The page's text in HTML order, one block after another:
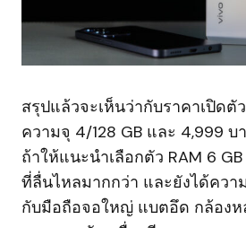
สรุปแล้วจะเห็นว่ากับราคาเปิดตั
ความจุ 4/128 GB และ 4,999 บ
ถ้าให้แนะนำเลือกตัว RAM 6
ที่ลื่นไหลมากกว่า และยังได้คว
กับมือถือจอใหญ่ แบตอึด กล้องห